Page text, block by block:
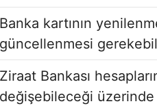
Banka kartının
güncellenmesi
Ziraat Bankası
değişebileceği üzerinde